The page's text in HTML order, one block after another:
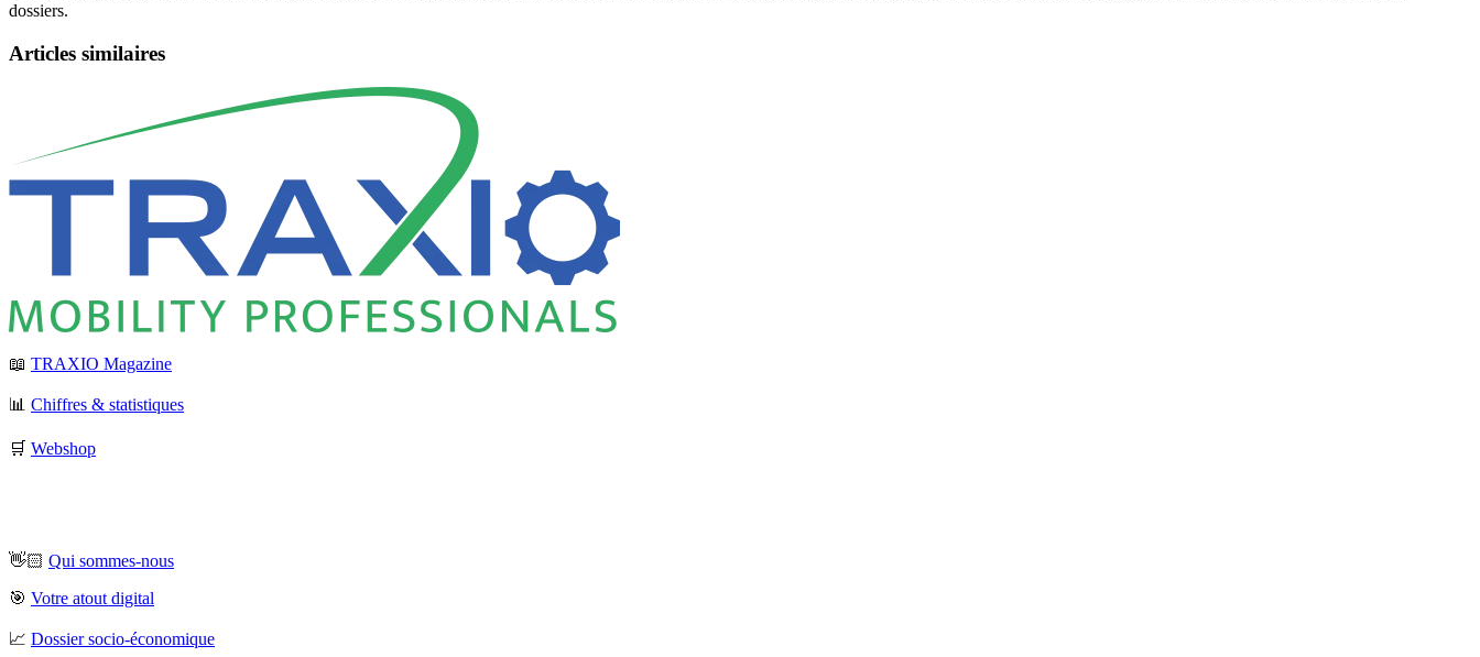
dossiers.
Articles similaires
📖 TRAXIO Magazine
📊 Chiffres & statistiques
🛒 Webshop
👋🏻 Qui sommes-nous
🎯 Votre atout digital
📈 Dossier socio-économique